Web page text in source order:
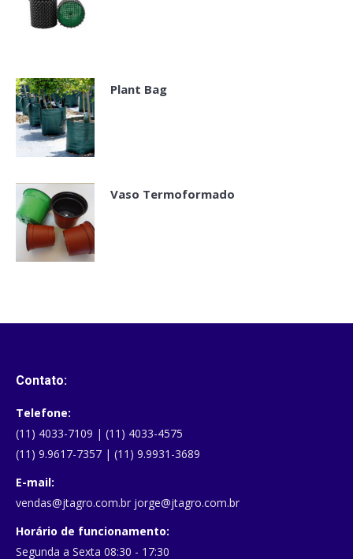
Plant Bag
Vaso Termoformado
Contato:
Telefone:
(11) 4033-7109 | (11) 4033-4575
(11) 9.9617-7357 | (11) 9.9931-3689
E-mail:
vendas@jtagro.com.br jorge@jtagro.com.br
Horário de funcionamento:
Segunda a Sexta 08:30 - 17:30